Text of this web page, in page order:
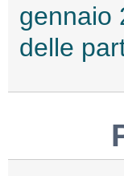
gennaio
delle